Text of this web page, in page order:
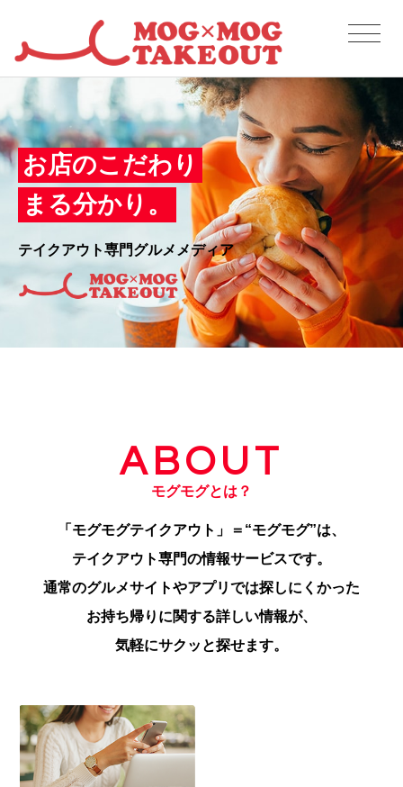
お店のこだわり
まる分かり。
テイクアウト専門グルメメディア
ABOUT
モグモグとは？
「モグモグテイクアウト」＝“モグモグ”は、
テイクアウト専門の情報サービスです。
通常のグルメサイトやアプリでは探しにくかった
お持ち帰りに関する詳しい情報が、
気軽にサクッと探せます。